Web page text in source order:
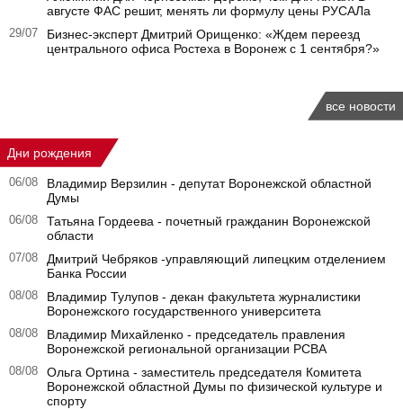
августе ФАС решит, менять ли формулу цены РУСАЛа
29/07
Бизнес-эксперт Дмитрий Орищенко: «Ждем переезд
центрального офиса Ростеха в Воронеж с 1 сентября?»
все новости
Дни рождения
06/08
Владимир Верзилин - депутат Воронежской областной
Думы
06/08
Татьяна Гордеева - почетный гражданин Воронежской
области
07/08
Дмитрий Чебряков -управляющий липецким отделением
Банка России
08/08
Владимир Тулупов - декан факультета журналистики
Воронежского государственного университета
08/08
Владимир Михайленко - председатель правления
Воронежской региональной организации РСВА
08/08
Ольга Ортина - заместитель председателя Комитета
Воронежской областной Думы по физической культуре и
спорту